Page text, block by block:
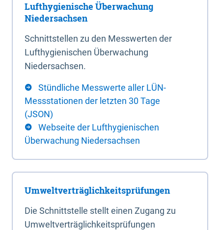
Lufthygienische Überwachung
Niedersachsen
Schnittstellen zu den Messwerten der
Lufthygienischen Überwachung
Niedersachsen.
Stündliche Messwerte aller LÜN-
Messstationen der letzten 30 Tage
(JSON)
Webseite der Lufthygienischen
Überwachung Niedersachsen
Umweltverträglichkeitsprüfungen
Die Schnittstelle stellt einen Zugang zu
Umweltverträglichkeitsprüfungen